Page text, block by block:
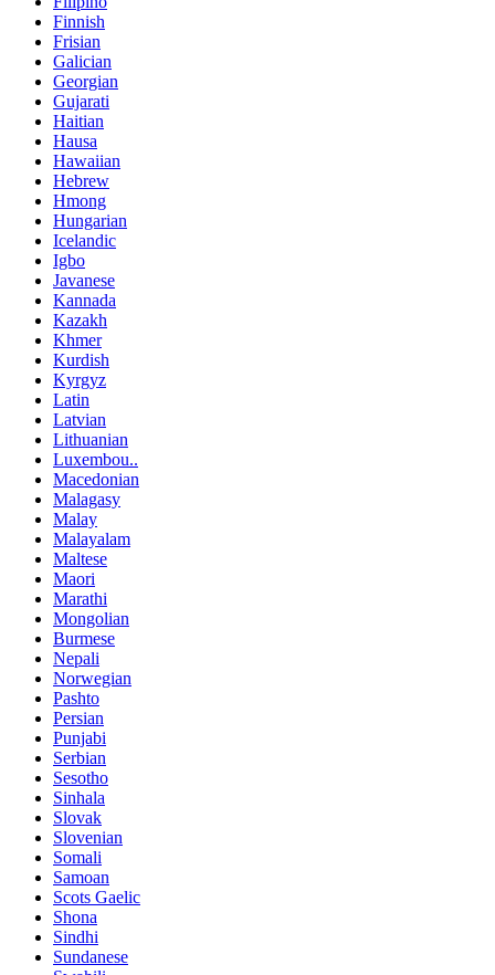
Finnish
Frisian
Galician
Georgian
Gujarati
Haitian
Hausa
Hawaiian
Hebrew
Hmong
Hungarian
Icelandic
Igbo
Javanese
Kannada
Kazakh
Khmer
Kurdish
Kyrgyz
Latin
Latvian
Lithuanian
Luxembou..
Macedonian
Malagasy
Malay
Malayalam
Maltese
Maori
Marathi
Mongolian
Burmese
Nepali
Norwegian
Pashto
Persian
Punjabi
Serbian
Sesotho
Sinhala
Slovak
Slovenian
Somali
Samoan
Scots Gaelic
Shona
Sindhi
Sundanese